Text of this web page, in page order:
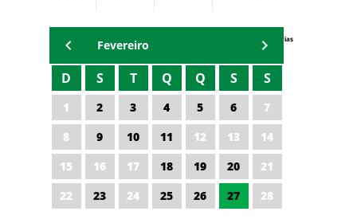
Agenda Secretárias
Fevereiro
D S T Q Q S S
1 2 3 4 5 6
7
8
9 10 11 12 13
14
15
16 17 18 19 20
21
22
23 24 25 26 27 28